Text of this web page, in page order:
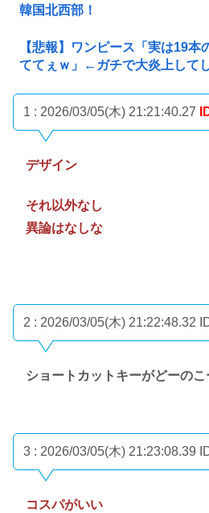
韓国北西部！
【悲報】ワンピース「実は19本
ててぇｗ」←ガチで大炎上して
1 : 2026/03/05(木) 21:21:40.27
デザイン
それ以外なし
異論はなしな
2 : 2026/03/05(木) 21:22:48.32
ショートカットキーがどーのこ
3 : 2026/03/05(木) 21:23:08.39
コスパがいい